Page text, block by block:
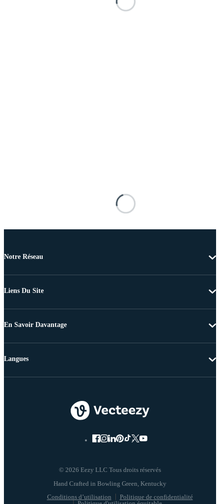
Notre Réseau
Liens Du Site
En Savoir Davantage
© 2026 Eezy LLC Tous droits réservés
Conditions d’utilisation
Politique de confidentialité
Langues